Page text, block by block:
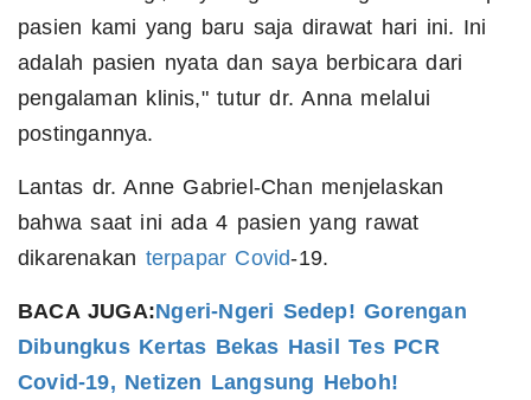
pasien kami yang baru saja dirawat hari ini. Ini
adalah pasien nyata dan saya berbicara dari
pengalaman klinis," tutur dr. Anna melalui
postingannya.
Lantas dr. Anne Gabriel-Chan menjelaskan
bahwa saat ini ada 4 pasien yang rawat
dikarenakan terpapar Covid-19.
BACA JUGA:Ngeri-Ngeri Sedep! Gorengan
Dibungkus Kertas Bekas Hasil Tes PCR
Covid-19, Netizen Langsung Heboh!